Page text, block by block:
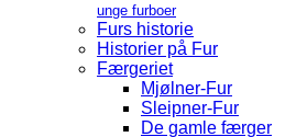
unge furboer
Furs historie
Historier på Fur
Færgeriet
Mjølner-Fur
Sleipner-Fur
De gamle færger